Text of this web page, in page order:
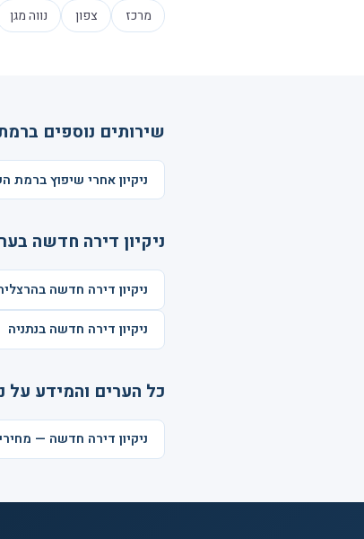
מרכז צפון נווה מגן
שירותים נוספים
ניקיון אחרי שיפוץ ברמת
ניקיון דירה חדשה
ניקיון דירה חדשה
ניקיון דירה חדשה בנתניה
כל הערים והמידע על
ניקיון דירה חדשה —